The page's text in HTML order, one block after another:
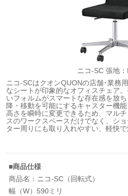
ニコ-SC 張地
ニコ-SCはクオンQUONの店舗･業務
なシートが印象的なオフィスチェア
いフォルムがスマートな存在感を放
降・移動を可能にするキャスター機
高さを瞬時に変更できるため、マル
スのワークスペースだけでなく、シ
ター周りにも取り入れやすい、軽快
■商品仕様
商品名：ニコ-SC（回転式）
幅（W）590ミリ